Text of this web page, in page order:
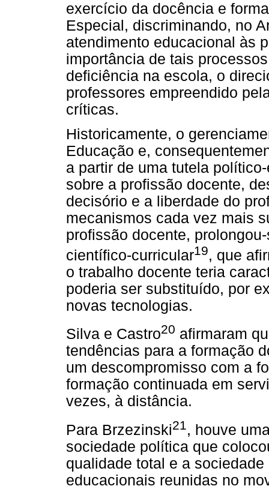
exercício da docência e
Especial, discriminando, no
atendimento educacional às
importância de tais
deficiência na escola, o
professores empreendido
críticas.
Historicamente, o
Educação e,
a partir de uma tutela
sobre a profissão docente,
decisório e a liberdade do
mecanismos cada vez mais
profissão docente,
científico-curricular19, que
o trabalho docente teria
poderia ser substituído, por
novas tecnologias.
Silva e Castro20 afirmaram
tendências para a formação
um descompromisso com a
formação continuada em
vezes, à distância.
Para Brzezinski21, houve
sociedade política que
qualidade total e a
educacionais reunidas no